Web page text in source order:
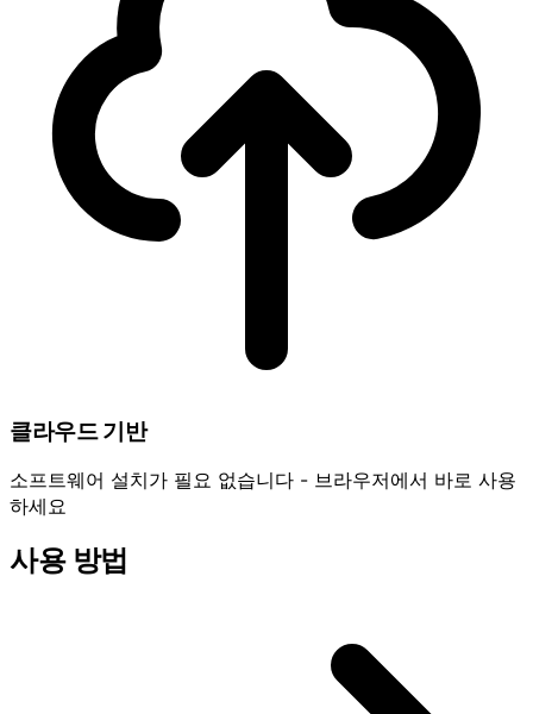
클라우드 기반
소프트웨어 설치가 필요 없습니다 - 브라우저에서 바로 사용
하세요
사용 방법